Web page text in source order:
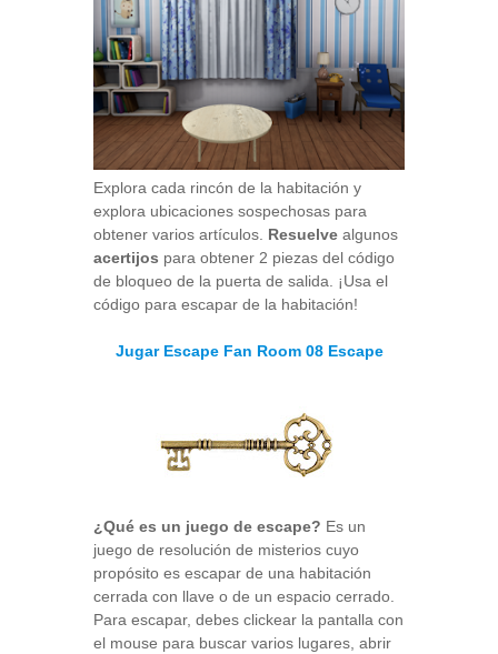
Explora cada rincón de la habitación y
explora ubicaciones sospechosas para
obtener varios artículos. Resuelve algunos
acertijos para obtener 2 piezas del código
de bloqueo de la puerta de salida. ¡Usa el
código para escapar de la habitación!
Jugar Escape Fan Room 08 Escape
¿Qué es un juego de escape? Es un
juego de resolución de misterios cuyo
propósito es escapar de una habitación
cerrada con llave o de un espacio cerrado.
Para escapar, debes clickear la pantalla con
el mouse para buscar varios lugares, abrir